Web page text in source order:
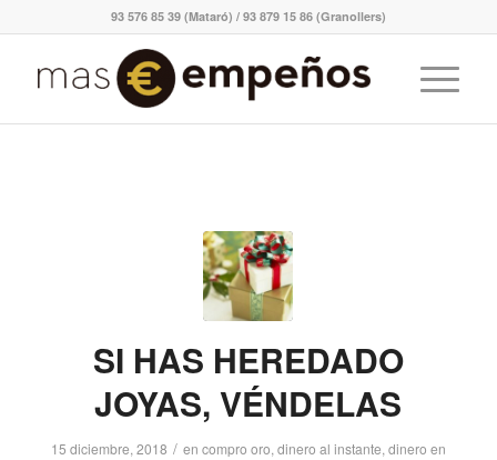
93 576 85 39 (Mataró) / 93 879 15 86 (Granollers)
SI HAS HEREDADO
JOYAS, VÉNDELAS
15 diciembre, 2018 / en compro oro, dinero al instante, dinero en